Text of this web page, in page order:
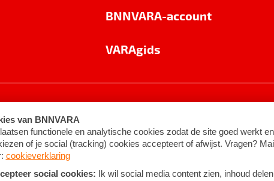
BNNVARA-account
VARAgids
Algemene voorwaarden ©2026BNNVARA